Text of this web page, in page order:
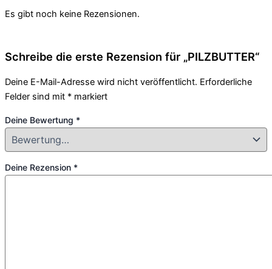
Es gibt noch keine Rezensionen.
Schreibe die erste Rezension für „PILZBUTTER“
Deine E-Mail-Adresse wird nicht veröffentlicht. Erforderliche
Felder sind mit * markiert
Deine Bewertung *
Deine Rezension *